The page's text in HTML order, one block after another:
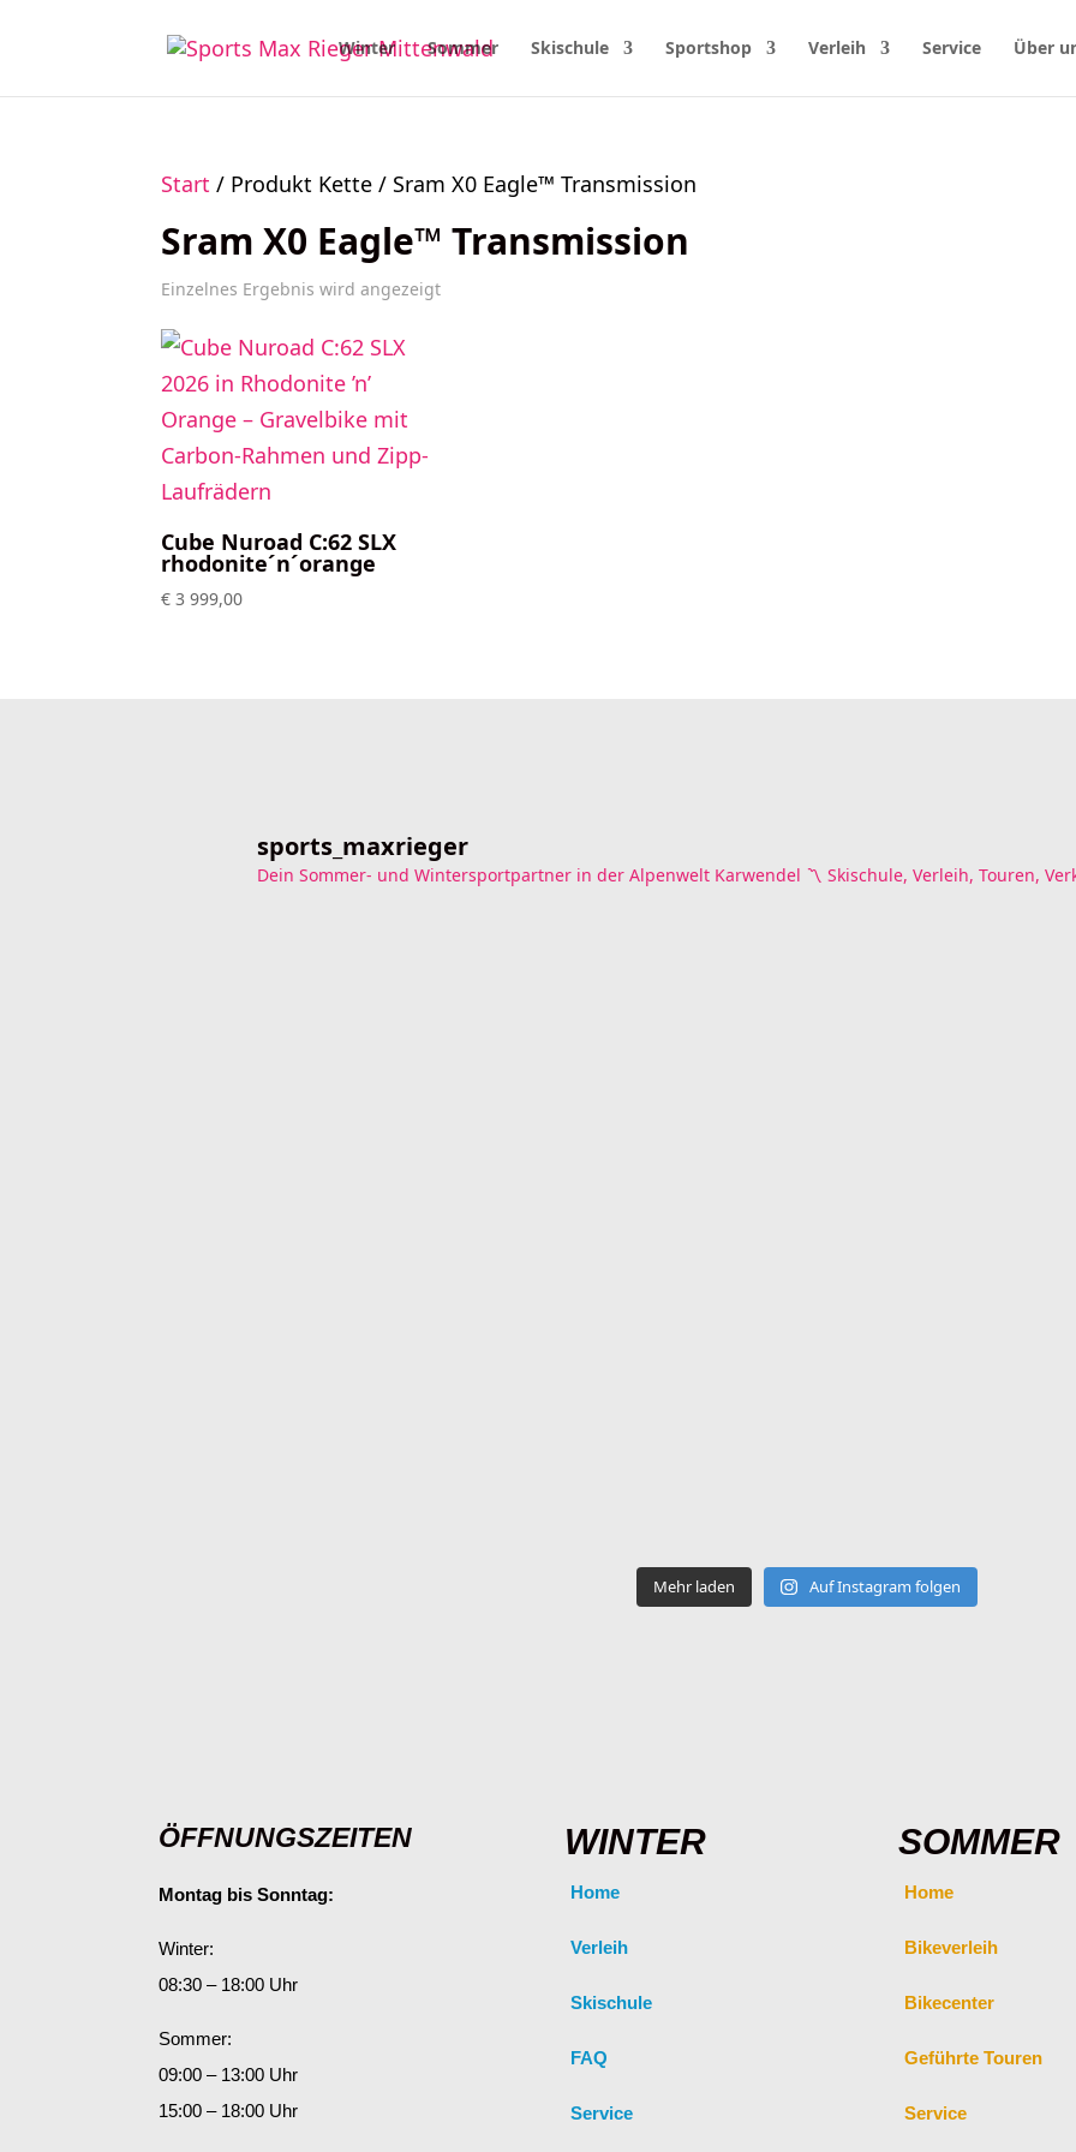
Winter Sommer Skischule Sportshop Verleih Service Über
Start / Produkt Kette / Sram X0 Eagle™ Transmission
Sram X0 Eagle™ Transmission
Einzelnes Ergebnis wird angezeigt
Cube Nuroad C:62 SLX
rhodonite´n´orange
€ 3 999,00
sports_maxrieger
Dein Sommer- und Wintersportpartner in der Alpenwelt Karwendel 〽️ Skischule, Verleih, Touren,
Mehr laden Auf Instagram folgen
ÖFFNUNGSZEITEN
Montag bis Sonntag:
Winter:
08:30 – 18:00 Uhr
Sommer:
09:00 – 13:00 Uhr
15:00 – 18:00 Uhr
WINTER
Home
Verleih
Skischule
FAQ
Service
SOMMER
Home
Bikeverleih
Bikecenter
Geführte Touren
Service